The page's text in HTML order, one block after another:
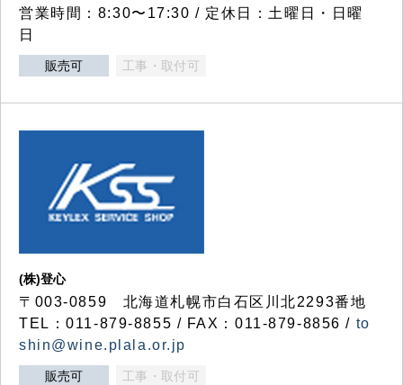
営業時間：8:30〜17:30 / 定休日：土曜日・日曜
日
販売可 工事・取付可
(株)登心
〒003-0859 北海道札幌市白石区川北2293番地
TEL：011-879-8855 / FAX：011-879-8856 / to
shin@wine.plala.or.jp
販売可 工事・取付可